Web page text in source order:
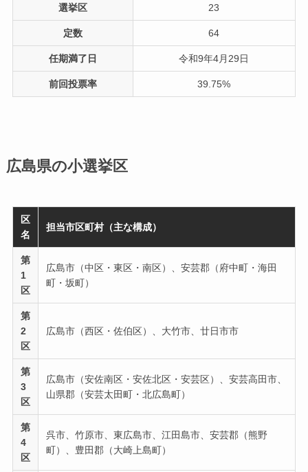
選挙区 23
定数 64
任期満了日 令和9年4月29日
前回投票率 39.75%
広島県の小選挙区
区
名
担当市区町村（主な構成）
第
1
区
広島市（中区・東区・南区）、安芸郡（府中町・海田
町・坂町）
第
2
区
広島市（西区・佐伯区）、大竹市、廿日市市
第
3
区
広島市（安佐南区・安佐北区・安芸区）、安芸高田市、
山県郡（安芸太田町・北広島町）
第
4
区
呉市、竹原市、東広島市、江田島市、安芸郡（熊野
町）、豊田郡（大崎上島町）